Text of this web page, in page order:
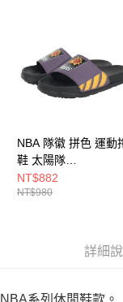
恩沛科技股份有限公
NBA 隊徽 拼色 運動
鞋 太陽隊
3525162590
NT$882
NT$980
詳細
NBA系列休閒鞋款。